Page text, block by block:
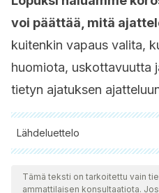
voi päättää, mitä
kuitenkin vapaus valita,
huomiota, uskottavuutta
tietyn ajatuksen
Lähdeluettelo
Kaikki lainatut lähteet
toimesta varmistaaksemme
Tämä teksti on tarkoitettu vain
ammattilaisen konsultaatiota.